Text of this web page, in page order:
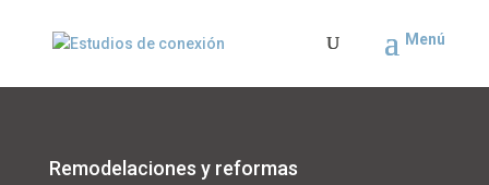
Remodelaciones y reformas